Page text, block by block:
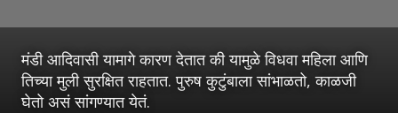
मंडी आदिवासी यामागे कारण देतात की यामुळे विधवा महिला आणि
तिच्या मुली सुरक्षित राहतात. पुरुष कुटुंबाला सांभाळतो, काळजी
घेतो असं सांगण्यात येतं.